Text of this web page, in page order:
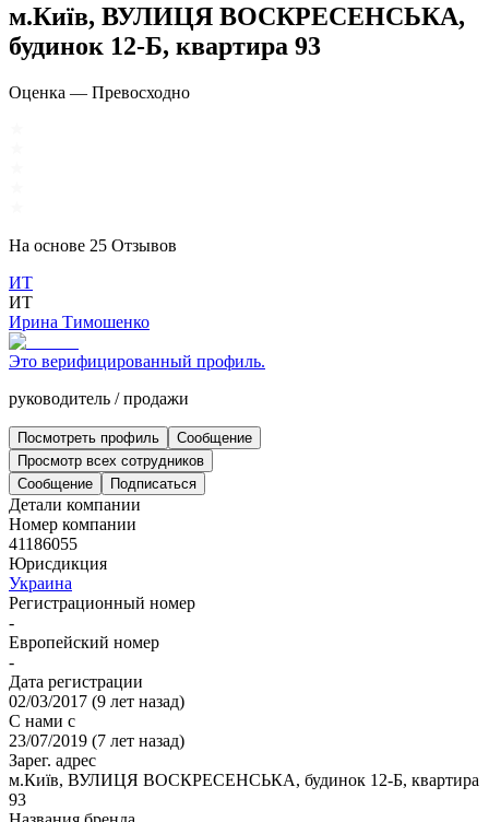
м.Київ, ВУЛИЦЯ ВОСКРЕСЕНСЬКА,
будинок 12-Б, квартира 93
Оценка — Превосходно
На основе 25 Отзывов
ИТ
ИТ
Ирина Тимошенко
Это верифицированный профиль.
руководитель /продажи
Посмотреть профиль
Сообщение
Просмотр всех сотрудников
Сообщение
Подписаться
Детали компании
Номер компании
41186055
Юрисдикция
Украина
Регистрационный номер
-
Европейский номер
-
Дата регистрации
02/03/2017 (9 лет назад)
С нами с
23/07/2019 (7 лет назад)
Зарег. адрес
м.Київ, ВУЛИЦЯ ВОСКРЕСЕНСЬКА, будинок 12-Б, квартира
93